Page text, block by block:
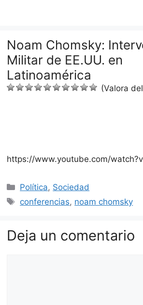
Noam Chomsky:
Militar de EE.UU. en
Latinoamérica
(Valora
https://www.youtube.com/
Categorías
Política, Sociedad
Etiquetas
conferencias, noam chomsky
Deja un comentario